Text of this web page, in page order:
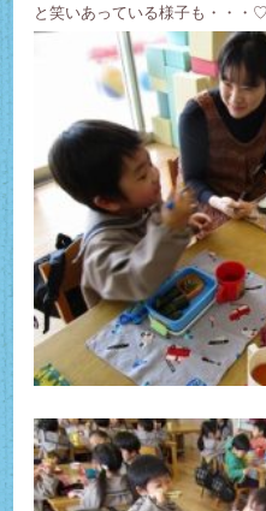
と笑いあっている様子も・・・